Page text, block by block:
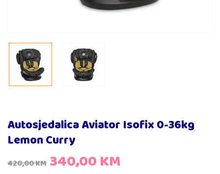
Autosjedalica Aviator Isofix 0-36kg
Lemon Curry
420,00KM 340,00KM